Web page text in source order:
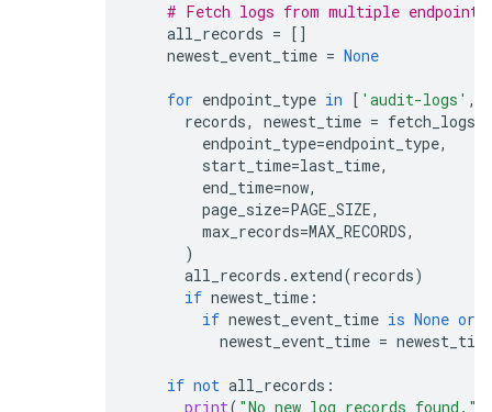
# Fetch logs from multiple endpoints
all_records = []
newest_event_time = None
for endpoint_type in [ 'audit-logs' ,
records, newest_time = fetch_logs
endpoint_type=endpoint_type,
start_time=last_time,
end_time=now,
page_size=PAGE_SIZE,
max_records=MAX_RECORDS,
)
all_records . extend(records)
if newest_time :
if newest_event_time is None or
newest_event_time =
if not all_records :
print( "No new log records found."